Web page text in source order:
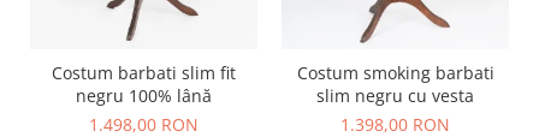
Costum barbati slim fit
negru 100% lână
1.498,00 RON
Costum smoking barbati
slim negru cu vesta
1.398,00 RON